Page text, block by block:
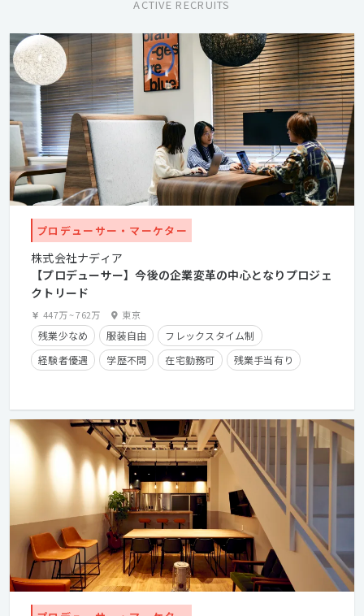
ACTIVE RECRUITS
プロデューサー・マーケター
株式会社ナディア
【プロデューサー】今後の企業変革の中心となりプロジェ
クトリード
447万~762万 東京
残業少なめ 服装自由
フレックスタイム制
経験者優遇
学歴不問 在宅勤務可
残業手当有り